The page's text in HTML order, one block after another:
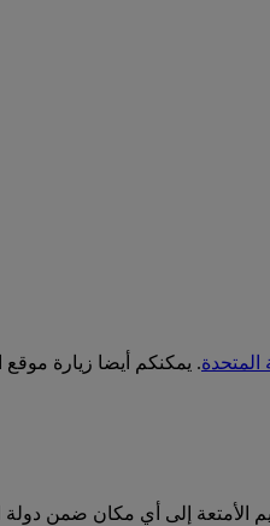
المتحدة. يمكنكم أيضا زيارة
إلى أي مكان ضمن دولة